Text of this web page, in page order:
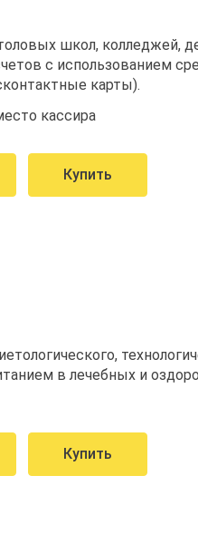
школ, колледжей,
с использованием
карты).
кассира
Купить
в лечебных и
Купить